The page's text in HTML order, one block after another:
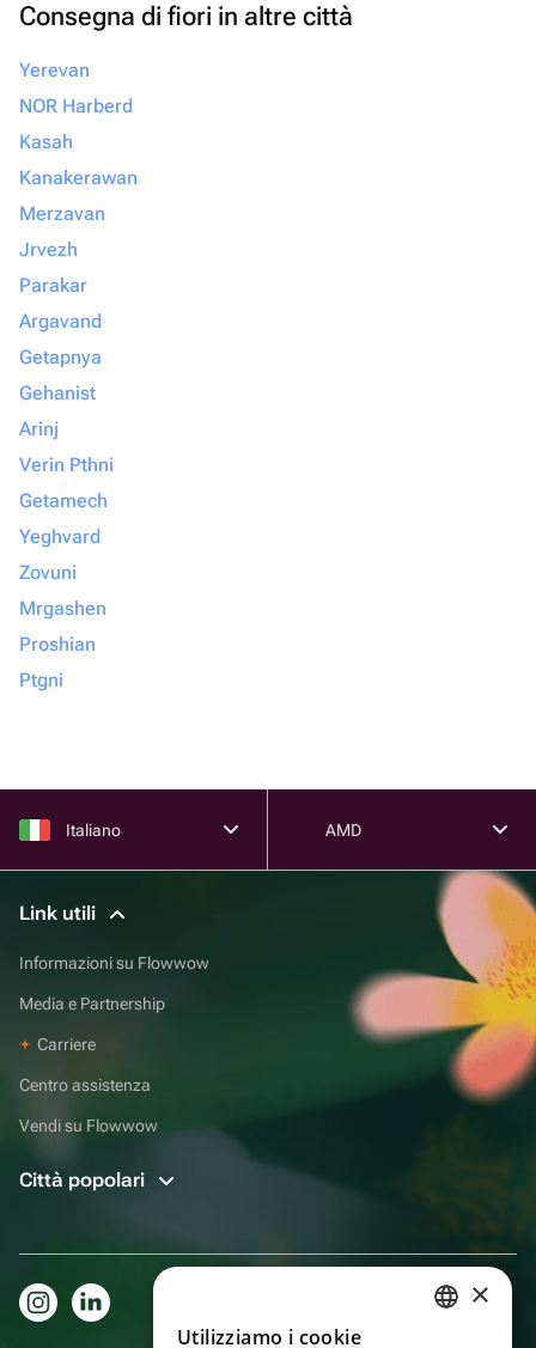
Consegna di fiori in altre città
Yerevan
NOR Harberd
Kasah
Kanakerawan
Merzavan
Jrvezh
Parakar
Argavand
Getapnya
Gehanist
Arinj
Verin Pthni
Getamech
Yeghvard
Zovuni
Mrgashen
Proshian
Ptgni
Italiano AMD
Link utili
Informazioni su Flowwow
Media e Partnership
Carriere
Centro assistenza
Vendi su Flowwow
Città popolari
×
Utilizziamo i cookie